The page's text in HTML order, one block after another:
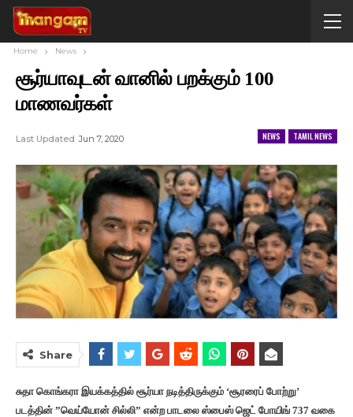
Home News
சூர்யாவுடன் வானில் பறக்கும் 100
மாணவர்கள்
NEWS TAMIL NEWS
Last Updated Jun 7, 2020
Share
சுதா கொங்கரா இயக்கத்தில் சூர்யா நடித்திருக்கும் ‘சூரரைப் போற்று’
படத்தின் ”வெய்யோன் சில்லி” என்ற பாடலை ஸ்பைஸ் ஜெட் போயிங் 737 வகை